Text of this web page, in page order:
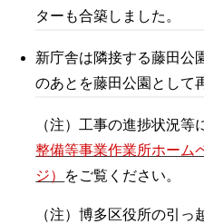
ターも合築しました。
新庁舎は隣接する藤田公
のあとを藤田公園として
（注）工事の進捗状況等
整備等事業作業所ホーム
ジ）
をご覧ください。
（注）博多区役所の引